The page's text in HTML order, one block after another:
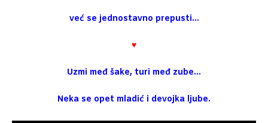
već se jednostavno prepusti…
♥
Uzmi međ šake, turi međ zube…
Neka se opet mladić i devojka ljube.